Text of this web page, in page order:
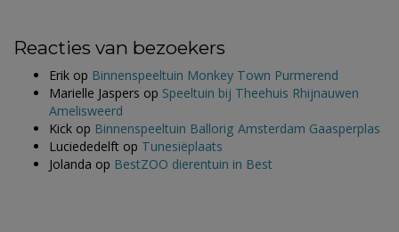
Reacties van bezoekers
Erik op Binnenspeeltuin Monkey Town Purmerend
Marielle Jaspers op Speeltuin bij Theehuis Rhijnauwen
Amelisweerd
Kick op Binnenspeeltuin Ballorig Amsterdam Gaasperplas
Luciededelft op Tunesiëplaats
Jolanda op BestZOO dierentuin in Best